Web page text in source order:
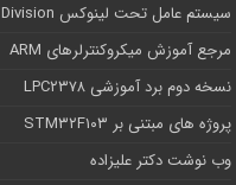
سیستم عامل تحت لینوکس Division
مرجع آموزش میکروکنترلرهای ARM
نسخه دوم برد آموزشی LPC۲۳۷۸
پروژه های مبتنی بر STM۳۲F۱۰۳
وب نوشت دکتر علیزاده